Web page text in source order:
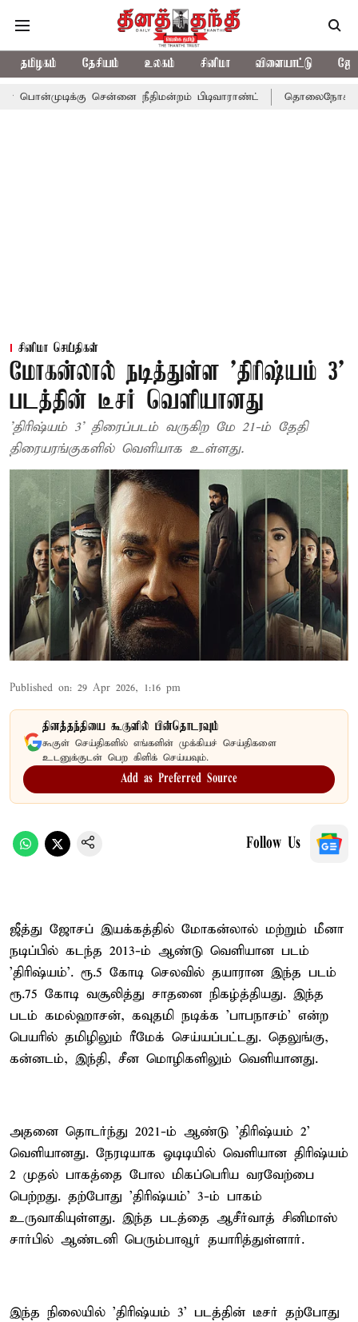
தமிழகம் தேசியம் உலகம் சினிமா விளையாட்டு
சென்னை நீதிமன்றம் பிடிவாராண்ட் தொலைநோக்கு
சினிமா செய்திகள்
மோகன்லால் நடித்துள்ள 'திரிஷ்யம் 3'
படத்தின் டீசர் வெளியானது
'திரிஷ்யம் 3' திரைப்படம் வருகிற மே 21-ம் தேதி
திரையரங்குகளில் வெளியாக உள்ளது.
Published on: 29 Apr 2026, 1:16 pm
தினத்தந்தியை கூகுளில் பின்தொடரவும்
கூகுள் செய்திகளில் எங்களின் முக்கியச் செய்திகளை
உடனுக்குடன் பெற கிளிக் செய்யவும்.
Add as Preferred Source
Follow Us
ஜீத்து ஜோசப் இயக்கத்தில் மோகன்லால் மற்றும் மீனா
நடிப்பில் கடந்த 2013-ம் ஆண்டு வெளியான படம்
'திரிஷ்யம்'. ரூ.5 கோடி செலவில் தயாரான இந்த படம்
ரூ.75 கோடி வசூலித்து சாதனை நிகழ்த்தியது. இந்த
படம் கமல்ஹாசன், கவுதமி நடிக்க 'பாபநாசம்' என்ற
பெயரில் தமிழிலும் ரீமேக் செய்யப்பட்டது. தெலுங்கு,
கன்னடம், இந்தி, சீன மொழிகளிலும் வெளியானது.
அதனை தொடர்ந்து 2021-ம் ஆண்டு 'திரிஷ்யம் 2'
வெளியானது. நேரடியாக ஓடிடியில் வெளியான திரிஷ்யம்
2 முதல் பாகத்தை போல மிகப்பெரிய வரவேற்பை
பெற்றது. தற்போது 'திரிஷ்யம்' 3-ம் பாகம்
உருவாகியுள்ளது. இந்த படத்தை ஆசீர்வாத் சினிமாஸ்
சார்பில் ஆண்டனி பெரும்பாவூர் தயாரித்துள்ளார்.
இந்த நிலையில் 'திரிஷ்யம் 3' படத்தின் டீசர் தற்போது